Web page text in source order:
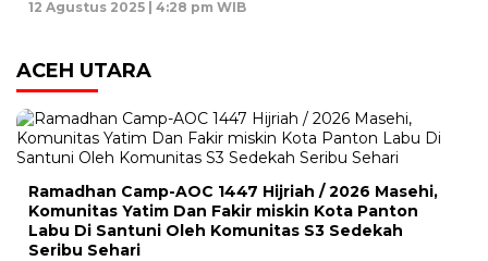
12 Agustus 2025 | 4:28 pm WIB
ACEH UTARA
Ramadhan Camp-AOC 1447 Hijriah / 2026 Masehi,
Komunitas Yatim Dan Fakir miskin Kota Panton
Labu Di Santuni Oleh Komunitas S3 Sedekah
Seribu Sehari